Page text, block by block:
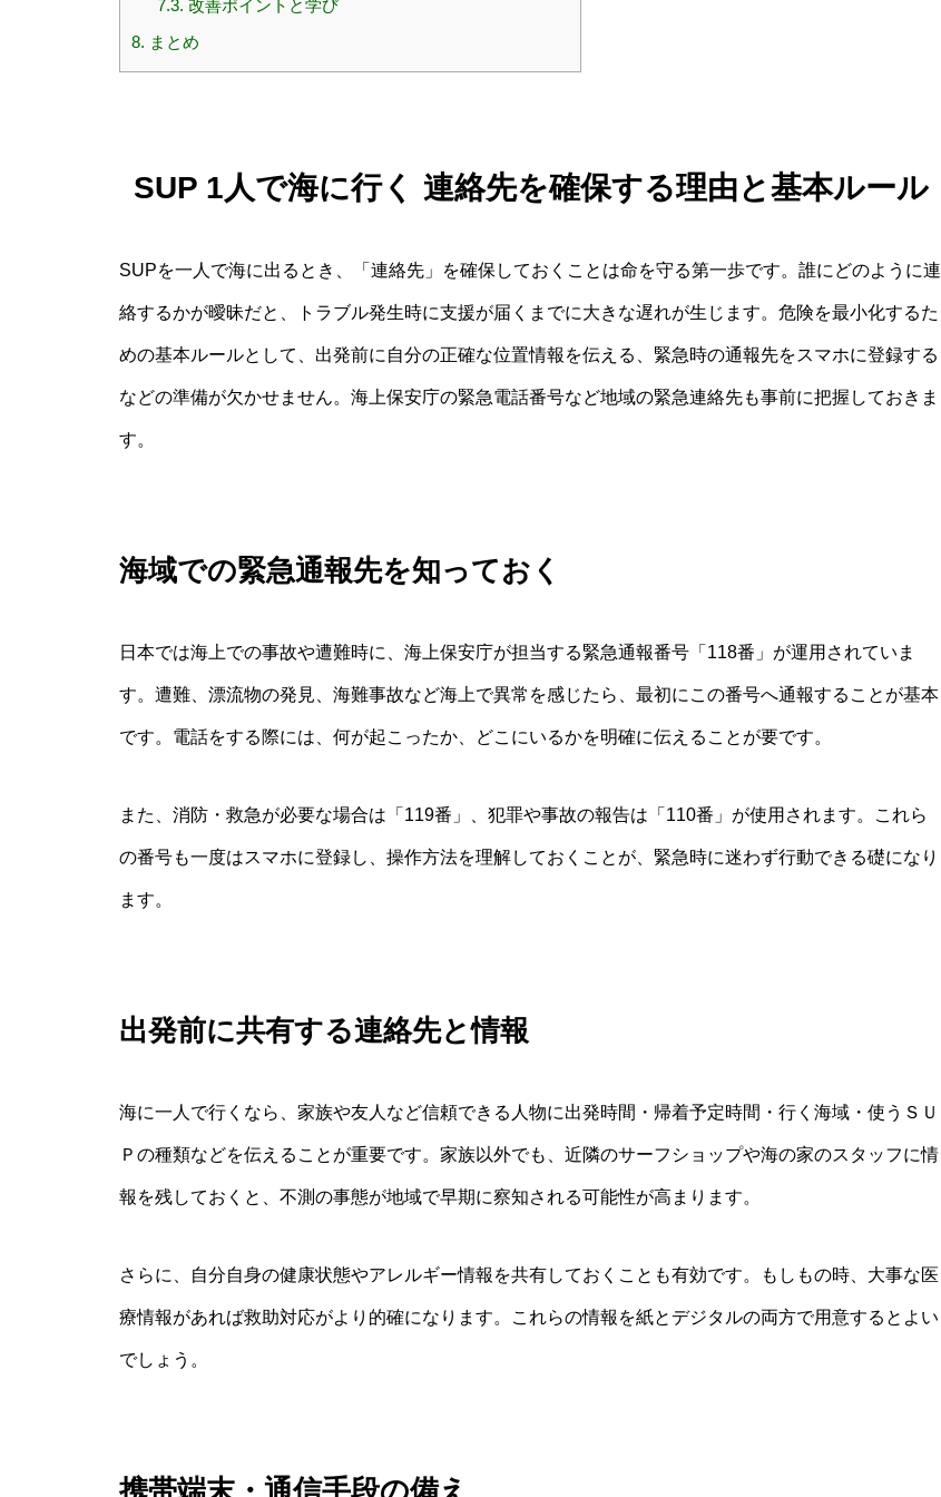
7.3. 改善ポイントと学び
8. まとめ
SUP 1人で海に行く 連絡先を確保する理由と基本ルール
SUPを一人で海に出るとき、「連絡先」を確保しておくことは命を守る第一歩です。誰にどのように連
絡するかが曖昧だと、トラブル発生時に支援が届くまでに大きな遅れが生じます。危険を最小化するた
めの基本ルールとして、出発前に自分の正確な位置情報を伝える、緊急時の通報先をスマホに登録する
などの準備が欠かせません。海上保安庁の緊急電話番号など地域の緊急連絡先も事前に把握しておきま
す。
海域での緊急通報先を知っておく
日本では海上での事故や遭難時に、海上保安庁が担当する緊急通報番号「118番」が運用されていま
す。遭難、漂流物の発見、海難事故など海上で異常を感じたら、最初にこの番号へ通報することが基本
です。電話をする際には、何が起こったか、どこにいるかを明確に伝えることが要です。
また、消防・救急が必要な場合は「119番」、犯罪や事故の報告は「110番」が使用されます。これら
の番号も一度はスマホに登録し、操作方法を理解しておくことが、緊急時に迷わず行動できる礎になり
ます。
出発前に共有する連絡先と情報
海に一人で行くなら、家族や友人など信頼できる人物に出発時間・帰着予定時間・行く海域・使うＳＵ
Ｐの種類などを伝えることが重要です。家族以外でも、近隣のサーフショップや海の家のスタッフに情
報を残しておくと、不測の事態が地域で早期に察知される可能性が高まります。
さらに、自分自身の健康状態やアレルギー情報を共有しておくことも有効です。もしもの時、大事な医
療情報があれば救助対応がより的確になります。これらの情報を紙とデジタルの両方で用意するとよい
でしょう。
携帯端末・通信手段の備え